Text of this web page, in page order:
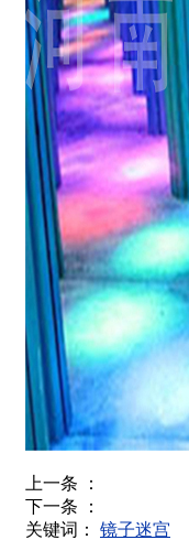
上一条 ：
下一条 ：
关键词： 镜子迷宫